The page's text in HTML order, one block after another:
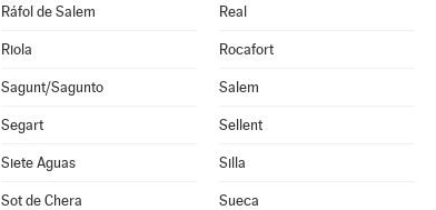
Ráfol de Salem Real
Riola Rocafort
Sagunt/Sagunto Salem
Segart Sellent
Siete Aguas Silla
Sot de Chera Sueca